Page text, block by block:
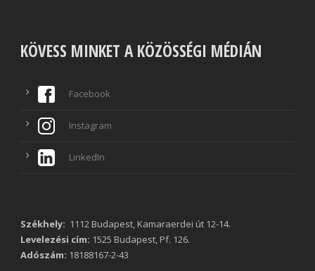
KÖVESS MINKET A KÖZÖSSÉGI MÉDIÁN
Facebook
Instagram
LinkedIn
Székhely: 1112 Budapest, Kamaraerdei út 12-14.
Levelezési cím: 1525 Budapest, Pf. 126.
Adószám: 18188167-2-43